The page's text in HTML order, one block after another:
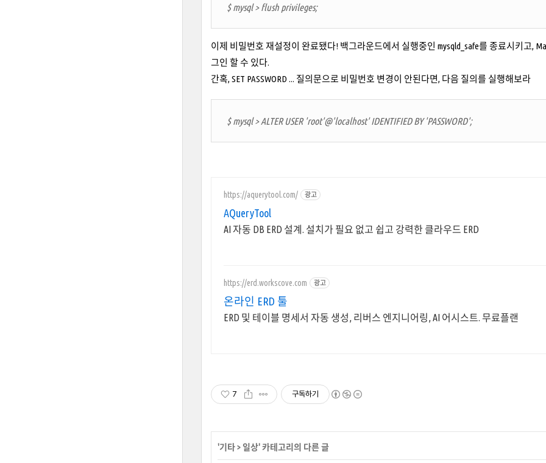
$ mysql > flush privileges;
이제 비밀번호 재설정이 완료됐다! 백그라운드에서 실행중인 mysqld_safe를 종료시키고,
그인 할 수 있다.
간혹, SET PASSWORD ... 질의문으로 비밀번호 변경이 안된다면, 다음 질의를 실행해보라
$ mysql > ALTER USER 'root'@'localhost' IDENTIFIED BY 'PASSWORD';
https://aquerytool.com/ 광고
AQueryTool
AI 자동 DB ERD 설계. 설치가 필요 없고 쉽고 강력한 클라우드 ERD
https://erd.workscove.com 광고
온라인 ERD 툴
ERD 및 테이블 명세서 자동 생성, 리버스 엔지니어링, AI 어시스트. 무료플랜
7 구독하기
'기타> 일상' 카테고리의 다른 글